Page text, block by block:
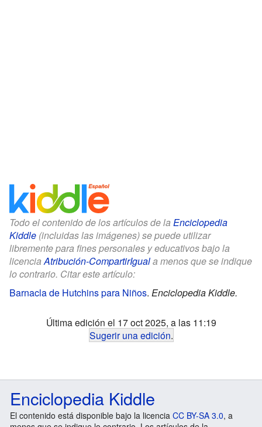
Todo el contenido de los artículos de la Enciclopedia
Kiddle (incluidas las imágenes) se puede utilizar
libremente para fines personales y educativos bajo la
licenciaAtribución-CompartirIguala menos que se indique
lo contrario. Citar este artículo:
Barnacla de Hutchins para Niños. Enciclopedia Kiddle.
Última edición el 17 oct 2025, a las 11:19
Sugerir una edición.
Enciclopedia Kiddle
El contenido está disponible bajo la licencia CC BY-SA 3.0, a